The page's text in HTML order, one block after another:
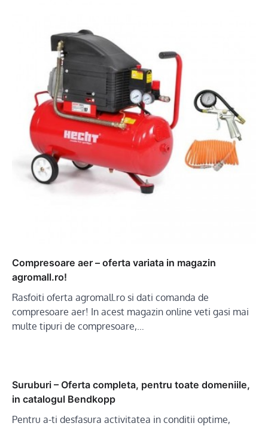
Compresoare aer – oferta variata in magazin
agromall.ro!
Rasfoiti oferta agromall.ro si dati comanda de
compresoare aer! In acest magazin online veti gasi mai
multe tipuri de compresoare,…
Suruburi – Oferta completa, pentru toate domeniile,
in catalogul Bendkopp
Pentru a-ti desfasura activitatea in conditii optime,